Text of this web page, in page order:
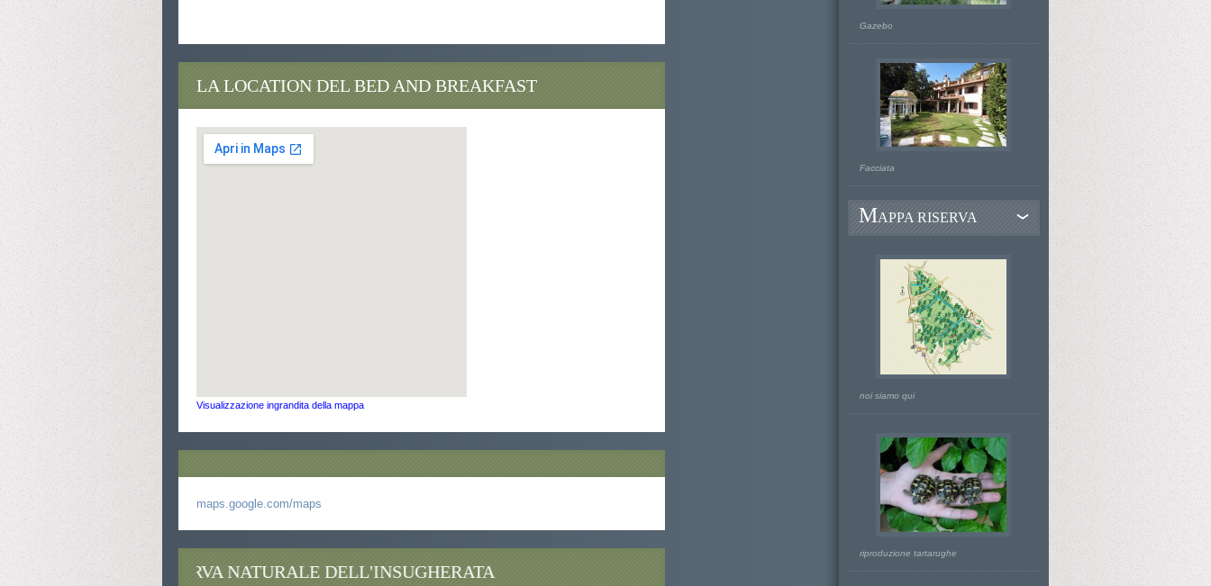
LA LOCATION DEL BED AND BREAKFAST
Visualizzazione ingrandita della mappa
maps.google.com/maps
LA RISERVA NATURALE DELL'INSUGHERATA
Gazebo
Facciata
MAPPA RISERVA
noi siamo qui
riproduzione tartarughe